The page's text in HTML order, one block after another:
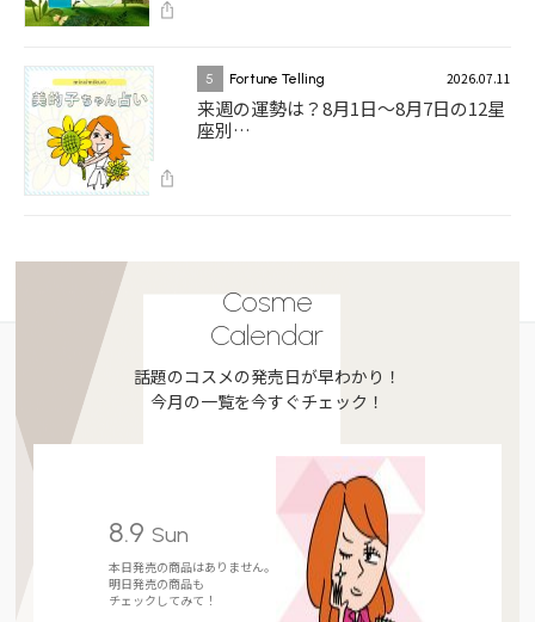
5 Fortune Telling 2026.07.11
来週の運勢は？8月1日～8月7日の12星
座別…
Cosme
Calendar
話題のコスメの発売日が早わかり！
今月の一覧を今すぐチェック！
8.9 Sun
本日発売の商品はありません。
明日発売の商品も
チェックしてみて！